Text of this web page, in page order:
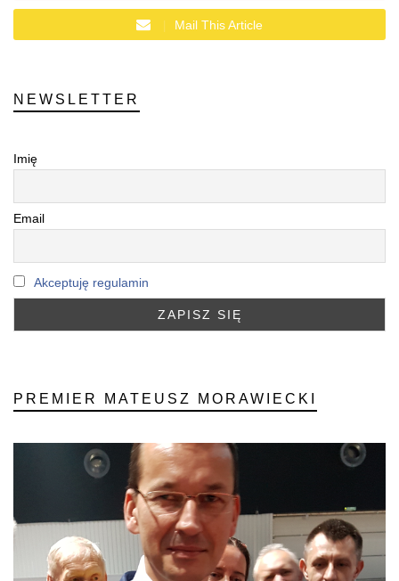
Mail This Article
NEWSLETTER
Imię
Email
Akceptuję regulamin
PREMIER MATEUSZ MORAWIECKI